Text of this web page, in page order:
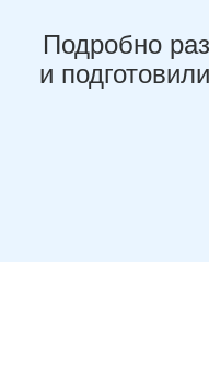
Подробно
и